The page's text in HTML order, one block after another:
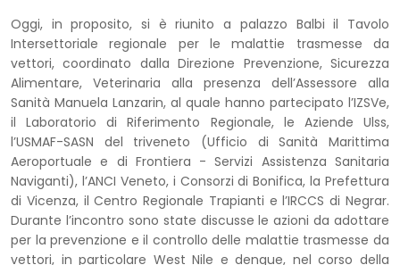
Oggi, in proposito, si è riunito a palazzo Balbi il Tavolo
Intersettoriale regionale per le malattie trasmesse da
vettori, coordinato dalla Direzione Prevenzione, Sicurezza
Alimentare, Veterinaria alla presenza dell’Assessore alla
Sanità Manuela Lanzarin, al quale hanno partecipato l’IZSVe,
il Laboratorio di Riferimento Regionale, le Aziende Ulss,
l’USMAF-SASN del triveneto (Ufficio di Sanità Marittima
Aeroportuale e di Frontiera - Servizi Assistenza Sanitaria
Naviganti), l’ANCI Veneto, i Consorzi di Bonifica, la Prefettura
di Vicenza, il Centro Regionale Trapianti e l’IRCCS di Negrar.
Durante l’incontro sono state discusse le azioni da adottare
per la prevenzione e il controllo delle malattie trasmesse da
vettori, in particolare West Nile e dengue, nel corso della